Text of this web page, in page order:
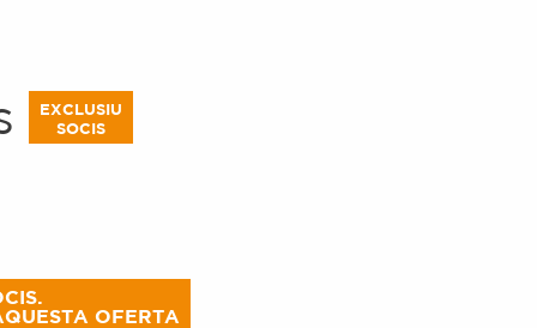
EXCLUSIU
SOCIS
OFERTA